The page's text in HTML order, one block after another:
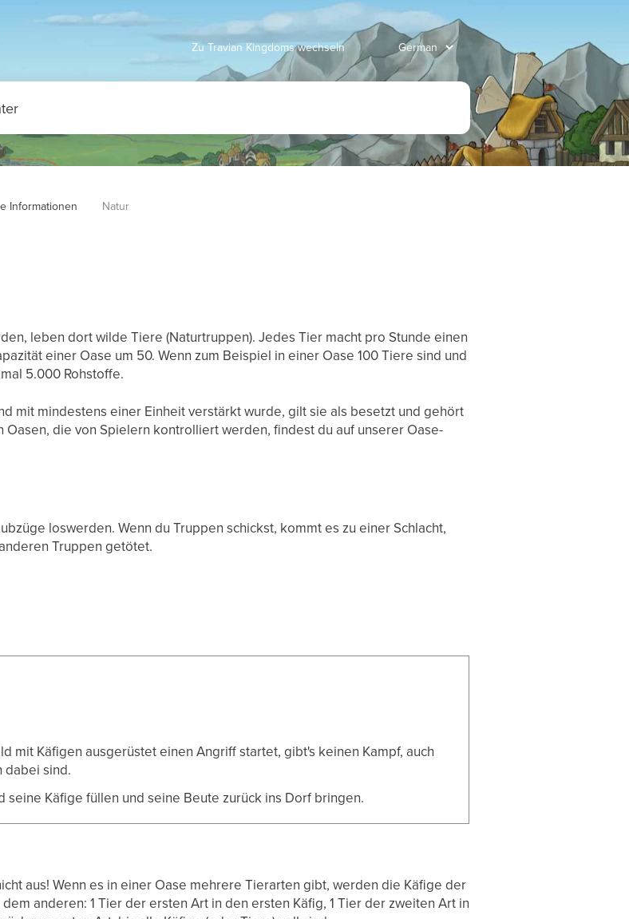
Zu Travian Kingdoms wechseln
Informationen Natur
leben dort wilde Tiere (Naturtruppen). Jedes Tier macht pro Stunde einen
einer Oase um 50. Wenn zum Beispiel in einer Oase 100 Tiere sind und
5.000 Rohstoffe.
mit mindestens einer Einheit verstärkt wurde, gilt sie als besetzt und gehört
Oasen, die von Spielern kontrolliert werden, findest du auf unserer Oase-
loswerden. Wenn du Truppen schickst, kommt es zu einer Schlacht,
Truppen getötet.
mit Käfigen ausgerüstet einen Angriff startet, gibt's keinen Kampf, auch
dabei sind.
seine Käfige füllen und seine Beute zurück ins Dorf bringen.
aus! Wenn es in einer Oase mehrere Tierarten gibt, werden die Käfige der
anderen: 1 Tier der ersten Art in den ersten Käfig, 1 Tier der zweiten Art in